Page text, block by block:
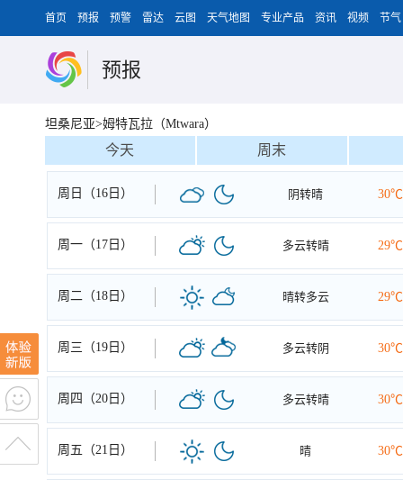
首页 预报 预警 雷达 云图 天气地图 专业产品 资讯 视频 节气
预报
坦桑尼亚>姆特瓦拉（Mtwara）
今天 周末
周日（16日） 阴转晴 30℃
周一（17日） 多云转晴 29℃
周二（18日） 晴转多云 29℃
周三（19日） 多云转阴 30℃
周四（20日） 多云转晴 30℃
周五（21日） 晴 30℃